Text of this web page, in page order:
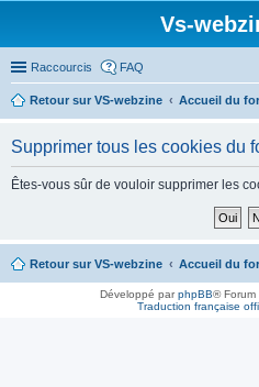
Vs-
Raccourcis FAQ
Retour sur VS-webzine Accueil du
Supprimer tous les cookies du
Êtes-vous sûr de vouloir supprimer les
Retour sur VS-webzine Accueil du
Développé parphpBB® Forum
Traduction française